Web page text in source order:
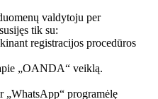
valdytoju per
tik su:
registracijos procedūros
„OANDA“ veiklą.
„WhatsApp“ programėlę